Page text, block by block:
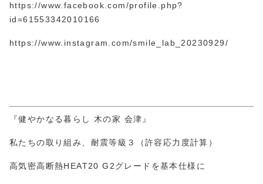
https://www.facebook.com/profile.php?
id=61553342010166
https://www.instagram.com/smile_lab_20230929/
『健やかなる暮らし 木の家 会津』
私たちの取り組み、耐震等級３（許容応力度計算）
高気密高断熱HEAT20 G2グレードを基本仕様に